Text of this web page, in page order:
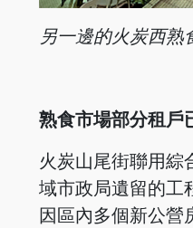
另一邊的火炭西熟
熟食市場部分租戶
火炭山尾街聯用綜
域市政局遺留的工
因區內多個新公營